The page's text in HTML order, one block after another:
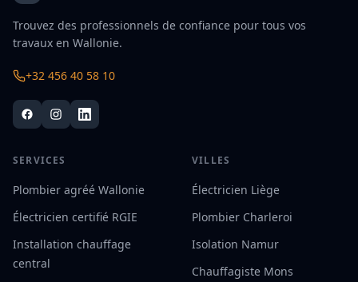
Trouvez des professionnels de confiance pour tous vos
travaux en Wallonie.
+32 456 40 58 10
SERVICES
Plombier agréé Wallonie
Électricien certifié RGIE
Installation chauffage
central
VILLES
Électricien Liège
Plombier Charleroi
Isolation Namur
Chauffagiste Mons